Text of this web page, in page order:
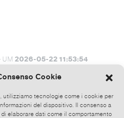
Cookie
utilizziamo tecnologie come i cookie per
del dispositivo. Il consenso a
elaborare dati come il comportamento
UM 2026-05-22 11:53:54
version shown
De Amicis, in via De Amicis
una interessante conferenza